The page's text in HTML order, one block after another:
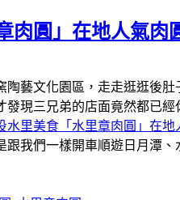
肉圓」在地人氣肉
陶藝文化園區，走走逛逛後
發現三兄弟的店面竟然都已
水里美食「水里章肉圓」在
跟我們一樣開車順遊日月潭